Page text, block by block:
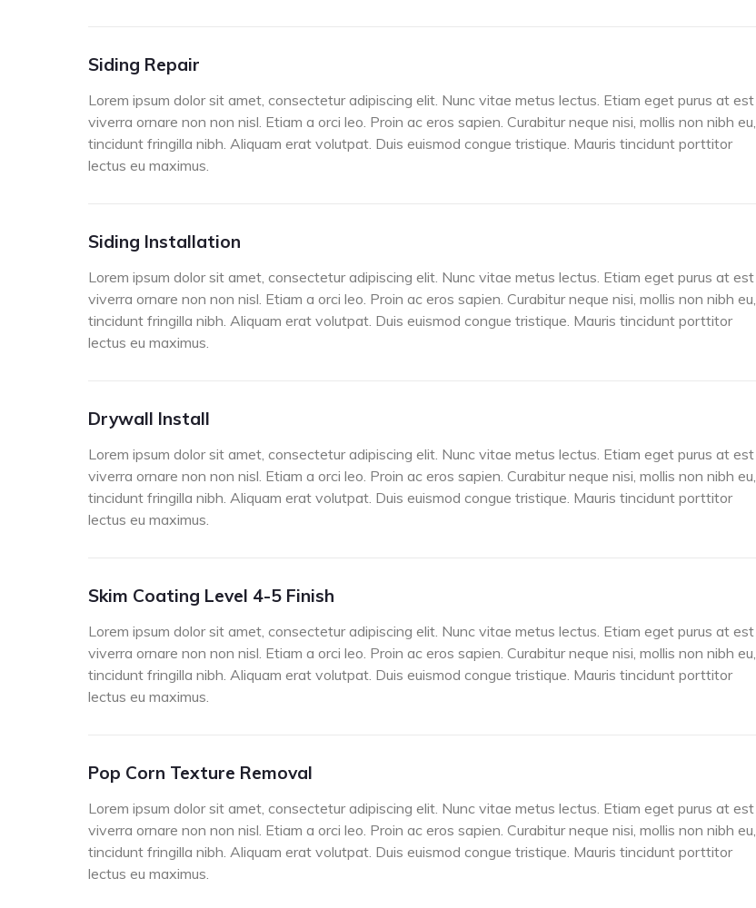
Siding Repair
Lorem ipsum dolor sit amet, consectetur adipiscing elit. Nunc vitae metus lectus. Etiam eget purus at est
viverra ornare non non nisl. Etiam a orci leo. Proin ac eros sapien. Curabitur neque nisi, mollis non nibh eu,
tincidunt fringilla nibh. Aliquam erat volutpat. Duis euismod congue tristique. Mauris tincidunt porttitor
lectus eu maximus.
Siding Installation
Lorem ipsum dolor sit amet, consectetur adipiscing elit. Nunc vitae metus lectus. Etiam eget purus at est
viverra ornare non non nisl. Etiam a orci leo. Proin ac eros sapien. Curabitur neque nisi, mollis non nibh eu,
tincidunt fringilla nibh. Aliquam erat volutpat. Duis euismod congue tristique. Mauris tincidunt porttitor
lectus eu maximus.
Drywall Install
Lorem ipsum dolor sit amet, consectetur adipiscing elit. Nunc vitae metus lectus. Etiam eget purus at est
viverra ornare non non nisl. Etiam a orci leo. Proin ac eros sapien. Curabitur neque nisi, mollis non nibh eu,
tincidunt fringilla nibh. Aliquam erat volutpat. Duis euismod congue tristique. Mauris tincidunt porttitor
lectus eu maximus.
Skim Coating Level 4-5 Finish
Lorem ipsum dolor sit amet, consectetur adipiscing elit. Nunc vitae metus lectus. Etiam eget purus at est
viverra ornare non non nisl. Etiam a orci leo. Proin ac eros sapien. Curabitur neque nisi, mollis non nibh eu,
tincidunt fringilla nibh. Aliquam erat volutpat. Duis euismod congue tristique. Mauris tincidunt porttitor
lectus eu maximus.
Pop Corn Texture Removal
Lorem ipsum dolor sit amet, consectetur adipiscing elit. Nunc vitae metus lectus. Etiam eget purus at est
viverra ornare non non nisl. Etiam a orci leo. Proin ac eros sapien. Curabitur neque nisi, mollis non nibh eu,
tincidunt fringilla nibh. Aliquam erat volutpat. Duis euismod congue tristique. Mauris tincidunt porttitor
lectus eu maximus.